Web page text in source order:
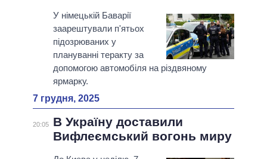
У німецькій Баварії
заарештували п'ятьох
підозрюваних у
плануванні теракту за
допомогою автомобіля на різдвяному
ярмарку.
7 грудня, 2025
20:05
В Україну доставили
Вифлеємський вогонь миру